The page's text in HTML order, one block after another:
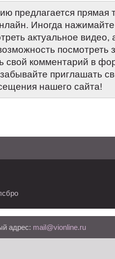
предлагается прямая
Иногда
актуальное
свой комментарий в
приглашать
нашего сайта!
адрес: mail@vionline.ru